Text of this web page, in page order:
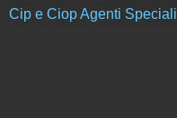
Cip e Ciop Agenti Speciali